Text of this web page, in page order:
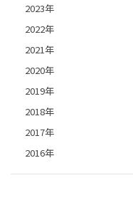
2023年
2022年
2021年
2020年
2019年
2018年
2017年
2016年